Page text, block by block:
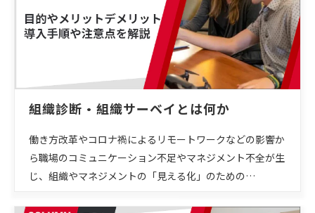
組織診断・組織サーベイとは何か
働き方改革やコロナ禍によるリモートワークなどの影響か
ら職場のコミュニケーション不足やマネジメント不全が生
じ、組織やマネジメントの「見える化」のための…